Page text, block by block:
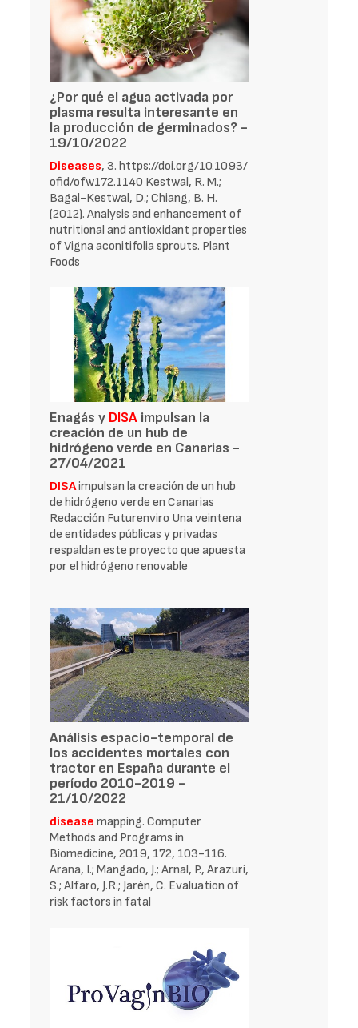
¿Por qué el agua activada por
plasma resulta interesante en
la producción de germinados? -
19/10/2022
Diseases, 3. https://doi.org/10.1093/
ofid/ofw172.1140 Kestwal, R. M.;
Bagal-Kestwal, D.; Chiang, B. H.
(2012). Analysis and enhancement of
nutritional and antioxidant properties
of Vigna aconitifolia sprouts. Plant
Foods
Enagás y DISA impulsan la
creación de un hub de
hidrógeno verde en Canarias -
27/04/2021
DISAimpulsan la creación de un hub
de hidrógeno verde en Canarias
Redacción Futurenviro Una veintena
de entidades públicas y privadas
respaldan este proyecto que apuesta
por el hidrógeno renovable
Análisis espacio-temporal de
los accidentes mortales con
tractor en España durante el
período 2010-2019 -
21/10/2022
disease mapping. Computer
Methods and Programs in
Biomedicine, 2019, 172, 103-116.
Arana, I.; Mangado, J.; Arnal, P., Arazuri,
S.; Alfaro, J.R.; Jarén, C. Evaluation of
risk factors in fatal